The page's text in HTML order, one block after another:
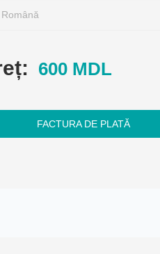
Română
600 MDL
FACTURA DE PLATĂ